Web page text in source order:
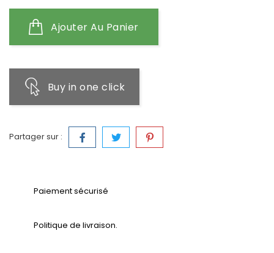
Ajouter Au Panier
Buy in one click
Partager sur :
Paiement sécurisé
Politique de livraison.